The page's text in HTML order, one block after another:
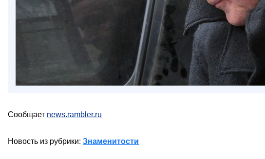
Сообщает news.rambler.ru
Новость из рубрики: Знаменитости